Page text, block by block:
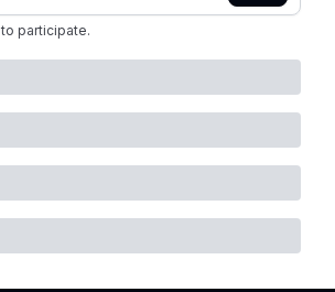
to participate.